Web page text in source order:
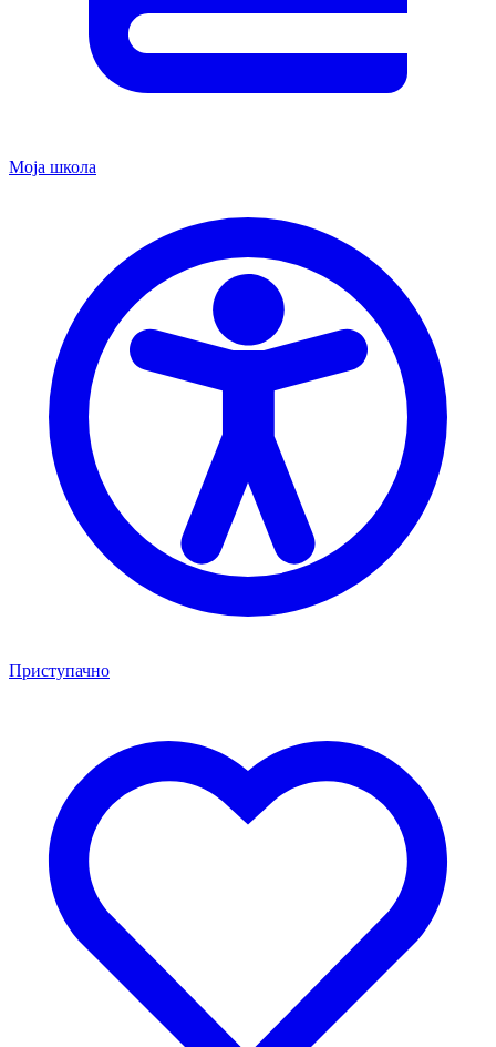
Моја школа
Приступачно